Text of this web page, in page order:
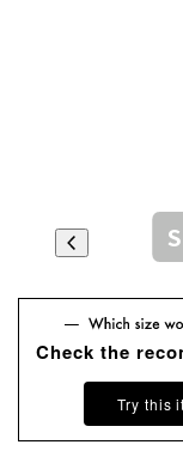
S
Check the
Try this